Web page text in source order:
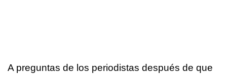
A preguntas de los periodistas después de que